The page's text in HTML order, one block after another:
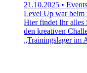
21.10.2025 • Events
Level Up war beim
Hier findet Ihr alles
den kreativen
„Trainingslager im